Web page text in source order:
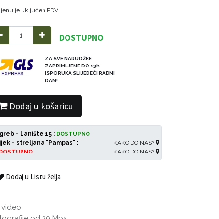
je uključen PDV.
DOSTUPNO
ZA SVE NARUDŽBE
ZAPRIMLJENE DO 13h
ISPORUKA SLIJEDEĆI RADNI
DAN!
Dodaj u košaricu
- Lanište 15 : DOSTUPNO
KAKO DO NAS?
- streljana "Pampas" :
KAKO DO NAS?
Dodaj u Listu želja
video